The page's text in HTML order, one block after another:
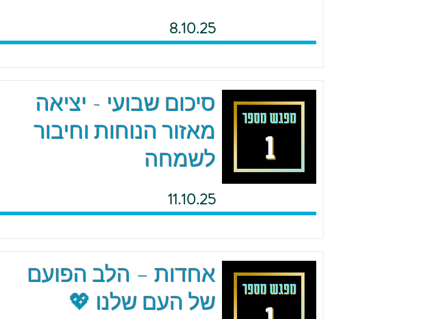
8.10.25
סיכום שבועי - יציאה
מאזור הנוחות וחיבור
לשמחה
11.10.25
אחדות – הלב הפועם
של העם שלנו 💖